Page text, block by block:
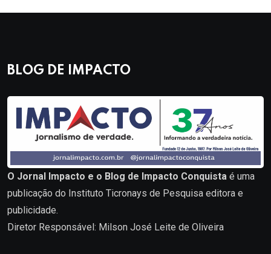
BLOG DE IMPACTO
O Jornal Impacto e o Blog de Impacto Conquista é uma
publicação do Instituto Ticronays de Pesquisa editora e
publicidade.
Diretor Responsável: Milson José Leite de Oliveira